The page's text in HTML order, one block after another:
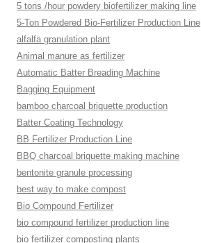
5 tons /hour powdery biofertilizer making line
5-Ton Powdered Bio-Fertilizer Production Line
alfalfa granulation plant
Animal manure as fertilizer
Automatic Batter Breading Machine
Bagging Equipment
bamboo charcoal briquette production
Batter Coating Technology
BB Fertilizer Production Line
BBQ charcoal briquette making machine
bentonite granule processing
best way to make compost
Bio Compound Fertilizer
bio compound fertilizer production line
bio fertilizer composting plants